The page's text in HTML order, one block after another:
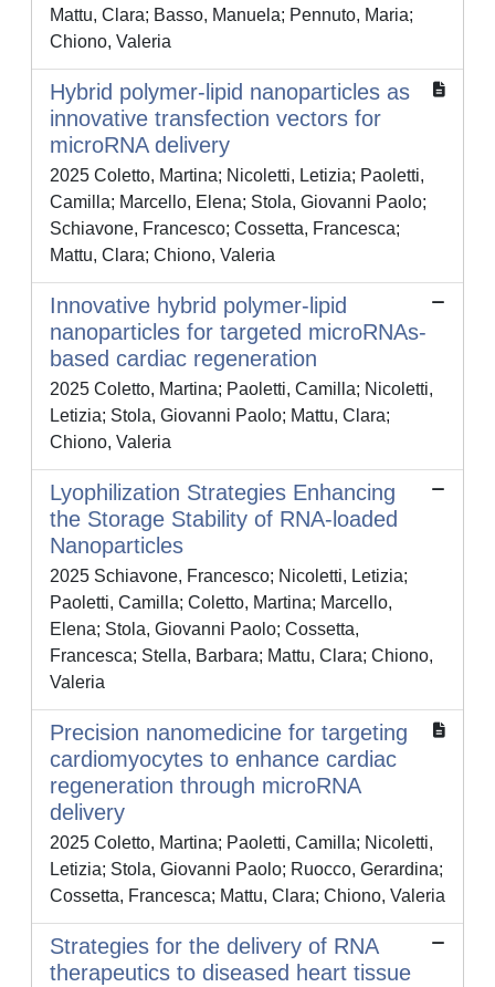
Mattu, Clara; Basso, Manuela; Pennuto, Maria;
Chiono, Valeria
Hybrid polymer-lipid nanoparticles as
innovative transfection vectors for
microRNA delivery
2025 Coletto, Martina; Nicoletti, Letizia; Paoletti,
Camilla; Marcello, Elena; Stola, Giovanni Paolo;
Schiavone, Francesco; Cossetta, Francesca;
Mattu, Clara; Chiono, Valeria
Innovative hybrid polymer-lipid
nanoparticles for targeted microRNAs-
based cardiac regeneration
2025 Coletto, Martina; Paoletti, Camilla; Nicoletti,
Letizia; Stola, Giovanni Paolo; Mattu, Clara;
Chiono, Valeria
Lyophilization Strategies Enhancing
the Storage Stability of RNA-loaded
Nanoparticles
2025 Schiavone, Francesco; Nicoletti, Letizia;
Paoletti, Camilla; Coletto, Martina; Marcello,
Elena; Stola, Giovanni Paolo; Cossetta,
Francesca; Stella, Barbara; Mattu, Clara; Chiono,
Valeria
Precision nanomedicine for targeting
cardiomyocytes to enhance cardiac
regeneration through microRNA
delivery
2025 Coletto, Martina; Paoletti, Camilla; Nicoletti,
Letizia; Stola, Giovanni Paolo; Ruocco, Gerardina;
Cossetta, Francesca; Mattu, Clara; Chiono, Valeria
Strategies for the delivery of RNA
therapeutics to diseased heart tissue